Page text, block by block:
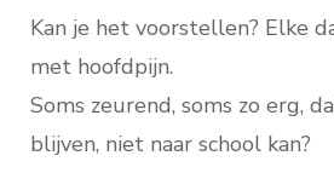
Kan je het voorstellen? Elke
met hoofdpijn.
Soms zeurend, soms zo erg,
blijven, niet naar school kan?